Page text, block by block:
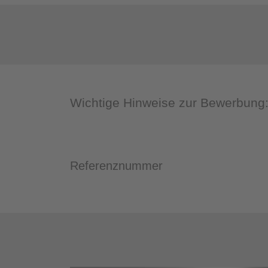
Wichtige Hinweise zur Bewerbung:
Referenznummer